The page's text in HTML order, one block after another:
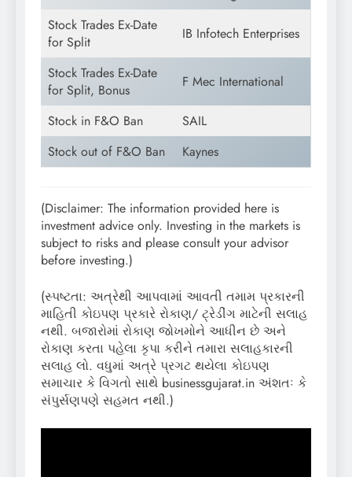
Stock Trades Ex-Date
for Split
IB Infotech Enterprises
Stock Trades Ex-Date
for Split, Bonus
F Mec International
Stock in F&O Ban
SAIL
Stock out of F&O Ban
Kaynes
(Disclaimer: The information provided here is
investment advice only. Investing in the markets is
subject to risks and please consult your advisor
before investing.)
(સ્પષ્ટતા: અત્રેથી આપવામાં આવતી તમામ પ્રકારની
માહિતી કોઇપણ પ્રકારે રોકાણ/ ટ્રેડીંગ માટેની સલાહ
નથી. બજારોમાં રોકાણ જોખમોને આધીન છે અને
રોકાણ કરતા પહેલા કૃપા કરીને તમારા સલાહકારની
સલાહ લો. વધુમાં અત્રે પ્રગટ થયેલા કોઇપણ
સમાચાર કે વિગતો સાથે businessgujarat.in અંશતઃ કે
સંપુર્સણપણે સહમત નથી.)